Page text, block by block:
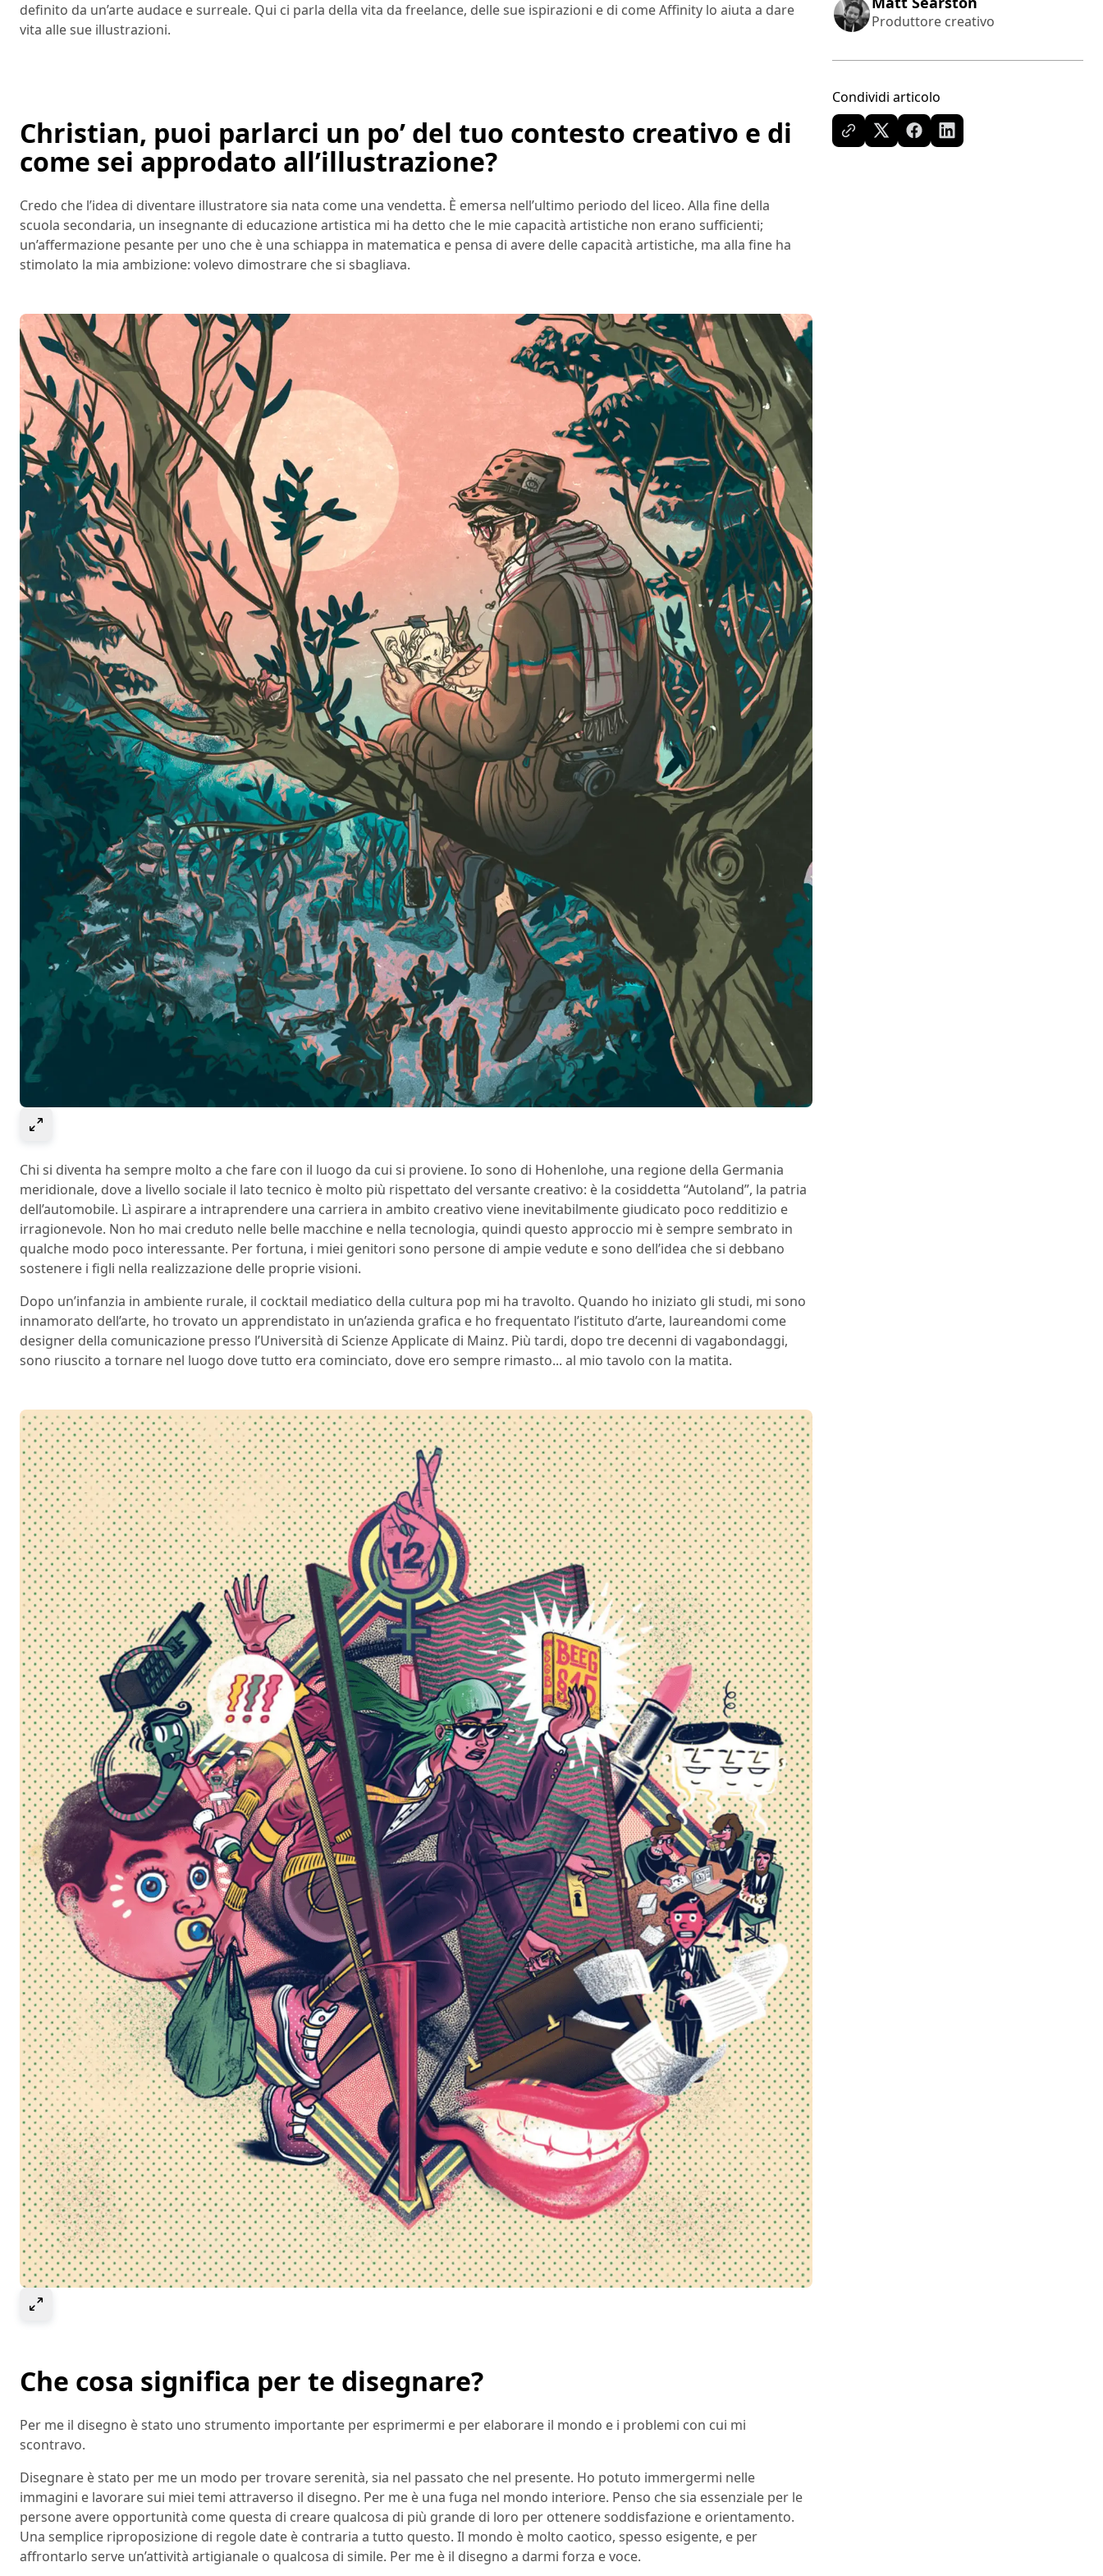
definito da un’arte audace e surreale. Qui ci parla della vita da freelance, delle sue ispirazioni e di come Affinity lo aiuta a dare
vita alle sue illustrazioni.
Christian, puoi parlarci un po’ del tuo contesto creativo e di
come sei approdato all’illustrazione?
Credo che l’idea di diventare illustratore sia nata come una vendetta. È emersa nell’ultimo periodo del liceo. Alla fine della
scuola secondaria, un insegnante di educazione artistica mi ha detto che le mie capacità artistiche non erano sufficienti;
un’affermazione pesante per uno che è una schiappa in matematica e pensa di avere delle capacità artistiche, ma alla fine ha
stimolato la mia ambizione: volevo dimostrare che si sbagliava.
Chi si diventa ha sempre molto a che fare con il luogo da cui si proviene. Io sono di Hohenlohe, una regione della Germania
meridionale, dove a livello sociale il lato tecnico è molto più rispettato del versante creativo: è la cosiddetta “Autoland”, la patria
dell’automobile. Lì aspirare a intraprendere una carriera in ambito creativo viene inevitabilmente giudicato poco redditizio e
irragionevole. Non ho mai creduto nelle belle macchine e nella tecnologia, quindi questo approccio mi è sempre sembrato in
qualche modo poco interessante. Per fortuna, i miei genitori sono persone di ampie vedute e sono dell’idea che si debbano
sostenere i figli nella realizzazione delle proprie visioni.
Dopo un’infanzia in ambiente rurale, il cocktail mediatico della cultura pop mi ha travolto. Quando ho iniziato gli studi, mi sono
innamorato dell’arte, ho trovato un apprendistato in un’azienda grafica e ho frequentato l’istituto d’arte, laureandomi come
designer della comunicazione presso l’Università di Scienze Applicate di Mainz. Più tardi, dopo tre decenni di vagabondaggi,
sono riuscito a tornare nel luogo dove tutto era cominciato, dove ero sempre rimasto... al mio tavolo con la matita.
Che cosa significa per te disegnare?
Per me il disegno è stato uno strumento importante per esprimermi e per elaborare il mondo e i problemi con cui mi
scontravo.
Disegnare è stato per me un modo per trovare serenità, sia nel passato che nel presente. Ho potuto immergermi nelle
immagini e lavorare sui miei temi attraverso il disegno. Per me è una fuga nel mondo interiore. Penso che sia essenziale per le
persone avere opportunità come questa di creare qualcosa di più grande di loro per ottenere soddisfazione e orientamento.
Una semplice riproposizione di regole date è contraria a tutto questo. Il mondo è molto caotico, spesso esigente, e per
affrontarlo serve un’attività artigianale o qualcosa di simile. Per me è il disegno a darmi forza e voce.
Produttore creativo
Condividi articolo